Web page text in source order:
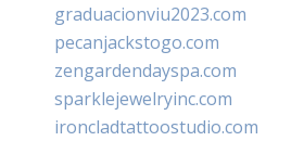
graduacionviu2023.com
pecanjackstogo.com
zengardendayspa.com
sparklejewelryinc.com
ironcladtattoostudio.com